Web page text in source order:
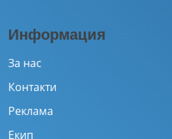
Информация
За нас
Контакти
Реклама
Екип